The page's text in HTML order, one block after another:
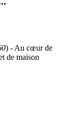
) - Au cœur de
de maison